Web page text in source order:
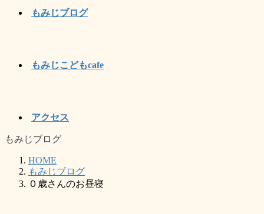
もみじブログ
もみじこどもcafe
アクセス
もみじブログ
HOME
もみじブログ
０歳さんのお昼寝